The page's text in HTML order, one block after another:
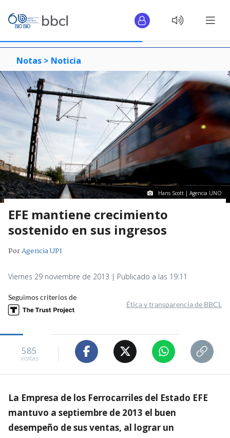
Notas > Noticia
Hans Scott | Agencia UNO
EFE mantiene crecimiento
sostenido en sus ingresos
PorAgencia UPI
Viernes 29 noviembre de 2013 | Publicado a las 19:11
Seguimos criterios de
Ética y transparencia de BBCL
585
visitas
La Empresa de los Ferrocarriles del Estado EFE
mantuvo a septiembre de 2013 el buen
desempeño de sus ventas, al lograr un